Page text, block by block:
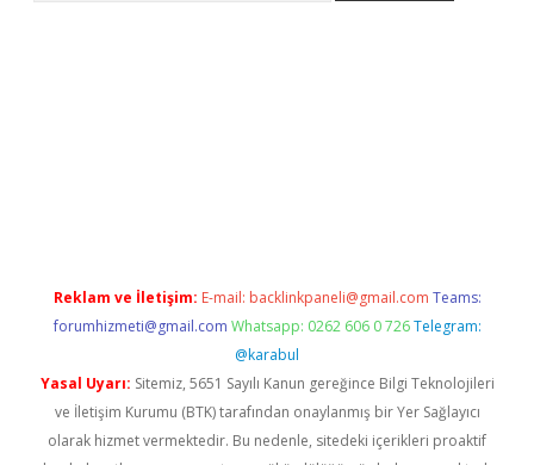
Reklam ve İletişim: E-mail: backlinkpaneli@gmail.com Teams:
forumhizmeti@gmail.com Whatsapp: 0262 606 0 726 Telegram:
@karabul
Yasal Uyarı: Sitemiz, 5651 Sayılı Kanun gereğince Bilgi Teknolojileri
ve İletişim Kurumu (BTK) tarafından onaylanmış bir Yer Sağlayıcı
olarak hizmet vermektedir. Bu nedenle, sitedeki içerikleri proaktif